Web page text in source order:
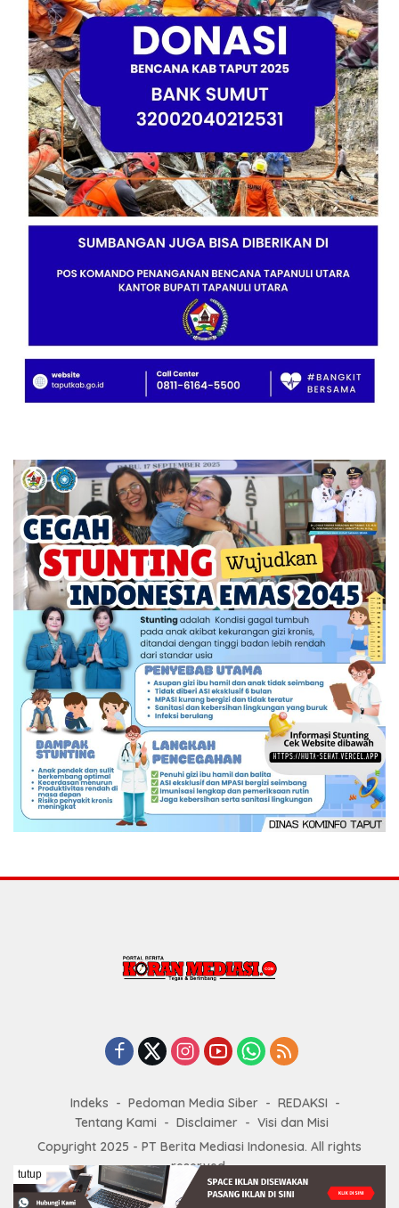
Indeks Pedoman Media Siber
REDAKSI
Tentang Kami
Disclaimer
Visi dan Misi
Copyright 2025 - PT Berita Mediasi Indonesia. All rights
reserved.
tutup